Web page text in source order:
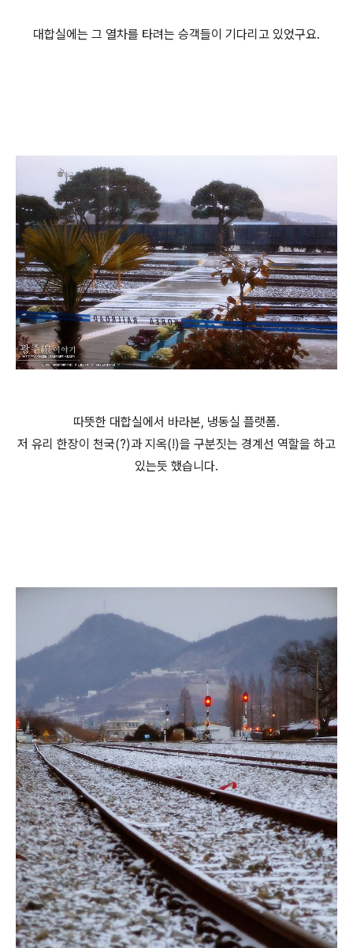
대합실에는 그 열차를 타려는 승객들이 기다리고 있었구요.
따뜻한 대합실에서 바라본, 냉동실 플랫폼.
저 유리 한장이 천국(?)과 지옥(!)을 구분짓는 경계선 역할을 하고
있는듯 했습니다.